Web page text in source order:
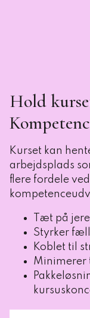
Hold
Kurset kan
arbejdsplads
flere fordele
Tæt på
Styrker
Koblet til
Minimerer